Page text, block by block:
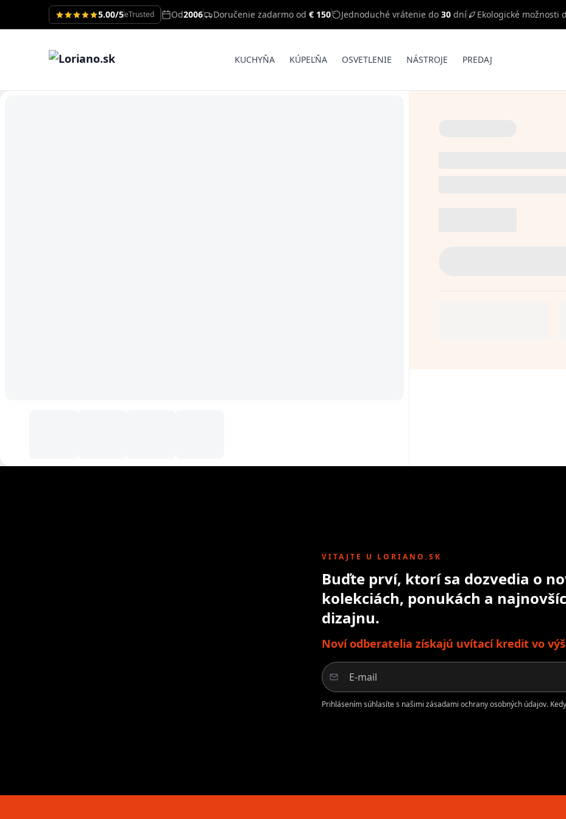
5.00/5eTrusted Od2006 Doručenie zadarmo od € 150 Jednoduché vrátenie do 30 dní Ekologické možnosti
KUCHYŇA KÚPEĽŇA OSVETLENIE NÁSTROJE PREDAJ
VITAJTE U LORIANO.SK
Buďte prví, ktorí sa dozvedia o
kolekciách, ponukách a
dizajnu.
Noví odberatelia získajú uvítací kredit vo
Prihlásením súhlasíte s našimi zásadami ochrany osobných údajov.